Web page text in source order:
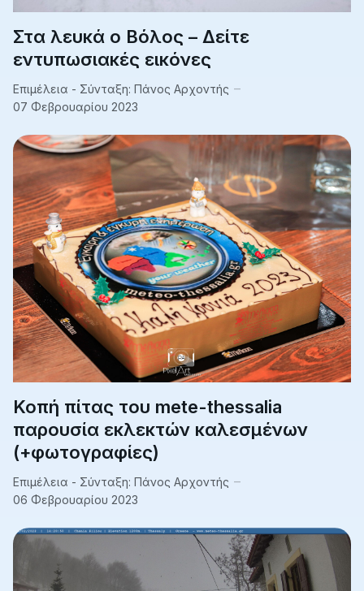
Στα λευκά ο Βόλος – Δείτε
εντυπωσιακές εικόνες
Επιμέλεια - Σύνταξη: Πάνος Αρχοντής
07 Φεβρουαρίου 2023
Κοπή πίτας του mete-thessalia
παρουσία εκλεκτών καλεσμένων
(+φωτογραφίες)
Επιμέλεια - Σύνταξη: Πάνος Αρχοντής
06 Φεβρουαρίου 2023